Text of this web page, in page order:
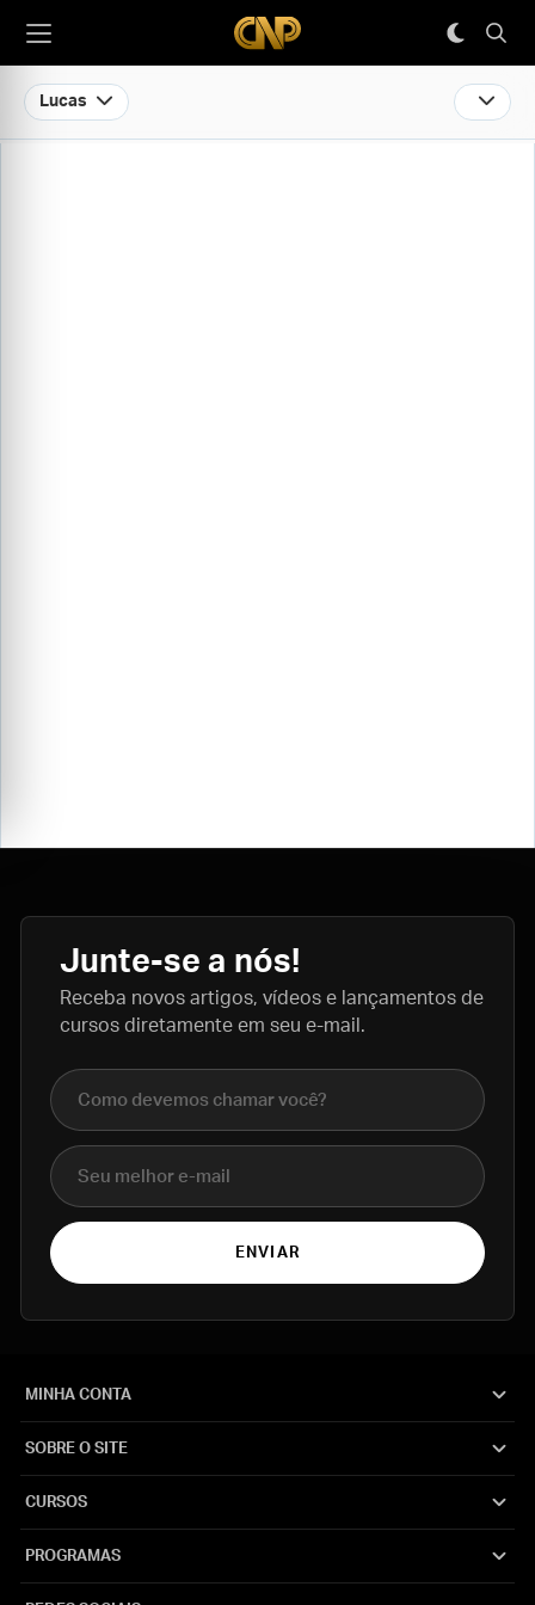
Lucas
Junte-se a nós!
Receba novos artigos, vídeos e lançamentos de
cursos diretamente em seu e-mail.
Nome completo
E-mail
ENVIAR
MINHA CONTA
SOBRE O SITE
CURSOS
PROGRAMAS